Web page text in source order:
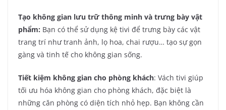
Tạo không gian lưu trữ thông minh và trưng bày vật
phẩm: Bạn có thể sử dụng kệ tivi để trưng bày các vật
trang trí như tranh ảnh, lọ hoa, chai rượu… tạo sự gọn
gàng và tinh tế cho không gian sống.
Tiết kiệm không gian cho phòng khách: Vách tivi giúp
tối ưu hóa không gian cho phòng khách, đặc biệt là
những căn phòng có diện tích nhỏ hẹp. Bạn không cần